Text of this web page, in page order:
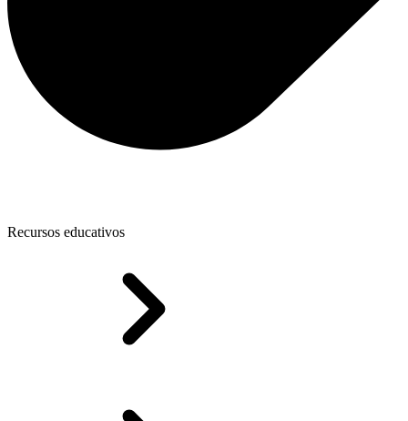
Recursos educativos